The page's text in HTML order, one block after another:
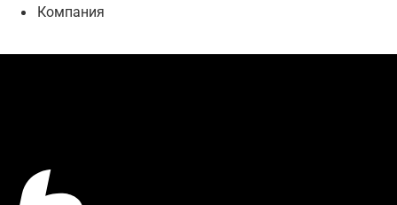
Компания